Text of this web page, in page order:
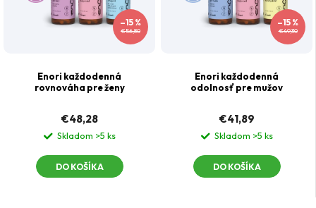
€56,80
–15 %
Enori každodenná
rovnováha pre ženy
€48,28
Skladom >5 ks
DO KOŠÍKA
€49,30
–15 %
Enori každodenná
odolnosť pre mužov
€41,89
Skladom >5 ks
DO KOŠÍKA